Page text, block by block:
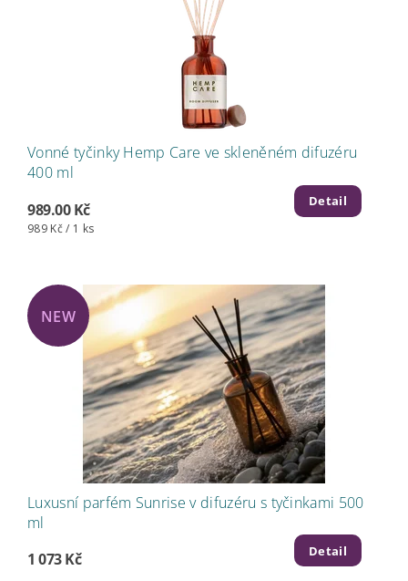
Vonné tyčinky Hemp Care ve skleněném difuzéru
400 ml
989.00 Kč
989 Kč / 1 ks
Detail
NEW
Luxusní parfém Sunrise v difuzéru s tyčinkami 500
ml
1 073 Kč
Detail